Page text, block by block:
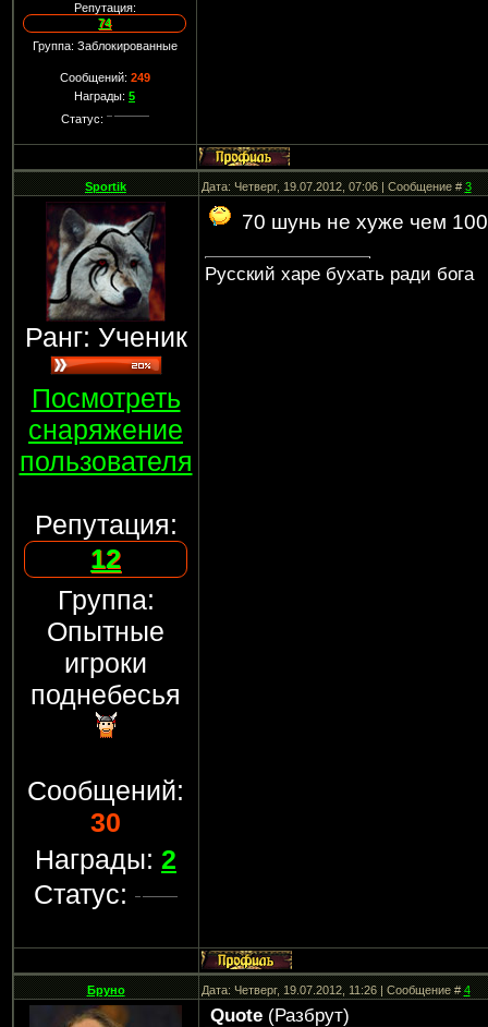
Репутация:
74
Группа: Заблокированные
Сообщений: 249
Награды: 5
Статус:
Sportik Дата: Четверг, 19.07.2012, 07:06 | Сообщение #3
Ранг: Ученик
Посмотреть
снаряжение
пользователя
Репутация:
12
Группа:
Опытные
игроки
поднебесья
Сообщений:
30
Награды: 2
Статус:
70 шунь не хуже чем
Русский харе бухать ради бога
Бруно Дата: Четверг, 19.07.2012, 11:26 | Сообщение #4
Quote(Разбрут)